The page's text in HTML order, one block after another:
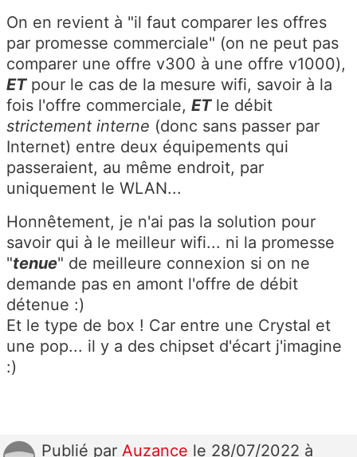
On en revient à "il faut comparer les offres
par promesse commerciale" (on ne peut pas
comparer une offre v300 à une offre v1000),
ETpour le cas de la mesure wifi, savoir à la
fois l'offre commerciale, ETle débit
strictement interne (donc sans passer par
Internet) entre deux équipements qui
passeraient, au même endroit, par
uniquement le WLAN...
Honnêtement, je n'ai pas la solution pour
savoir qui à le meilleur wifi... ni la promesse
"tenue" de meilleure connexion si on ne
demande pas en amont l'offre de débit
détenue :)
Et le type de box ! Car entre une Crystal et
une pop... il y a des chipset d'écart j'imagine
:)
Publié par Auzance le 28/07/2022 à